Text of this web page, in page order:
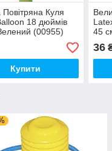
Повітряна Куля
18 дюймів
(00955)
Купити
45
36